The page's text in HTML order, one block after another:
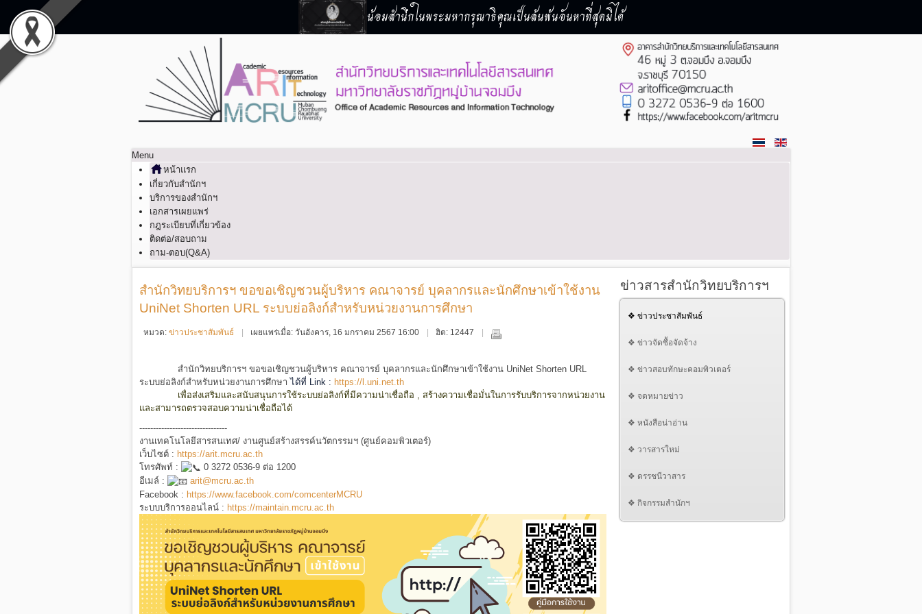
น้อมสำนึกในพระมหากรุณาธิคุณเป็นล้นพ้นอันหาที่สุดมิได้
Menu
หน้าแรก
เกี่ยวกับสำนักฯ
บริการของสำนักฯ
เอกสารเผยแพร่
กฎระเบียบที่เกี่ยวข้อง
ติดต่อ/สอบถาม
ถาม-ตอบ(Q&A)
สำนักวิทยบริการฯ ขอขอเชิญชวนผู้บริหาร คณาจารย์ บุคลากรและนักศึกษาเข้าใช้งาน
UniNet Shorten URL ระบบย่อลิงก์สำหรับหน่วยงานการศึกษา
หมวด: ข่าวประชาสัมพันธ์ เผยแพร่เมื่อ: วันอังคาร, 16 มกราคม 2567 16:00 ฮิต: 12447
สำนักวิทยบริการฯ ขอขอเชิญชวนผู้บริหาร คณาจารย์ บุคลากรและนักศึกษาเข้าใช้งาน UniNet Shorten URL
ระบบย่อลิงก์สำหรับหน่วยงานการศึกษาได้ที่ Link : https://l.uni.net.th
เพื่อส่งเสริมและสนับสนุนการใช้ระบบย่อลิงก์ที่มีความน่าเชื่อถือ , สร้างความเชื่อมั่นในการรับบริการจากหน่วยงาน
และสามารถตรวจสอบความน่าเชื่อถือได้
--------------------------------
งานเทคโนโลยีสารสนเทศ/ งานศูนย์สร้างสรรค์นวัตกรรมฯ (ศูนย์คอมพิวเตอร์)
เว็บไซต์ : https://arit.mcru.ac.th
โทรศัพท์ :
0 3272 0536-9 ต่อ 1200
อีเมล์ :
arit@mcru.ac.th
Facebook : https://www.facebook.com/comcenterMCRU
ระบบบริการออนไลน์ : https://maintain.mcru.ac.th
ข่าวสารสำนักวิทยบริการฯ
❖ ข่าวประชาสัมพันธ์
❖ ข่าวจัดซื้อจัดจ้าง
❖ ข่าวสอบทักษะคอมพิวเตอร์
❖ จดหมายข่าว
❖ หนังสือน่าอ่าน
❖ วารสารใหม่
❖ ดรรชนีวาสาร
❖ กิจกรรมสำนักฯ